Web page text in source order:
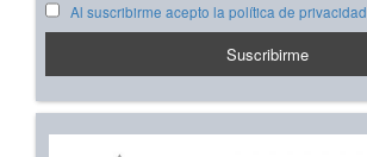
Al suscribirme acepto la política de privacidad